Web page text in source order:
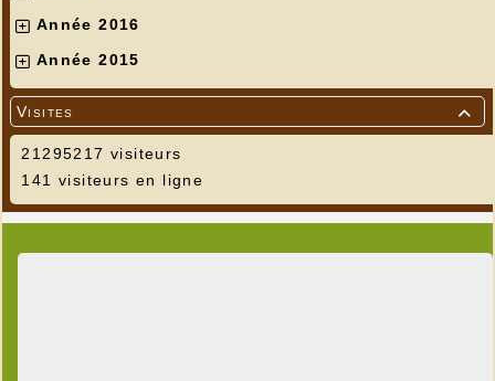
Année 2016
Année 2015

Visites
21295217 visiteurs
141 visiteurs en ligne